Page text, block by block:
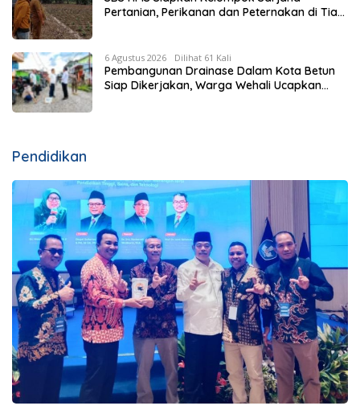
Pertanian, Perikanan dan Peternakan di Tiap
6 Agustus 2026 Dilihat 61 Kali
Pembangunan Drainase Dalam Kota Betun
Siap Dikerjakan, Warga Wehali Ucapkan
Pendidikan